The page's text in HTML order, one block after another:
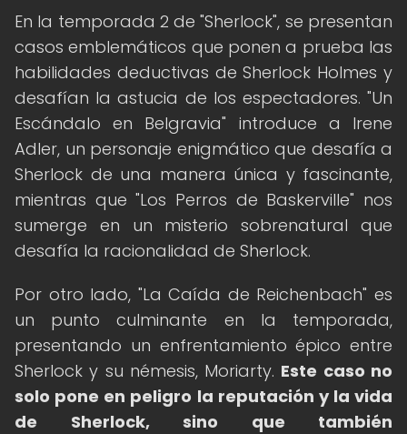
En la temporada 2 de "Sherlock", se presentan
casos emblemáticos que ponen a prueba las
habilidades deductivas de Sherlock Holmes y
desafían la astucia de los espectadores. "Un
Escándalo en Belgravia" introduce a Irene
Adler, un personaje enigmático que desafía a
Sherlock de una manera única y fascinante,
mientras que "Los Perros de Baskerville" nos
sumerge en un misterio sobrenatural que
desafía la racionalidad de Sherlock.
Por otro lado, "La Caída de Reichenbach" es
un punto culminante en la temporada,
presentando un enfrentamiento épico entre
Sherlock y su némesis, Moriarty. Este caso no
solo pone en peligro la reputación y la vida
de Sherlock, sino que también